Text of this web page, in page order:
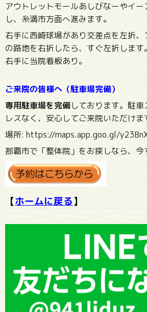
アウトレットモールあしびなーやイ
し、糸満市方面へ進みます。
右手に西崎球場があり交差点を左折
の路地を右折したら、すぐ左折します
右手に当院看板あり。
ご来院の皆様へ（駐車場完備）
専用駐車場を完備しております。駐
レスなく、安心してご来院いただけま
場所: https://maps.app.goo.gl/
那覇市で「整体院」をお探しなら、
【ホームに戻る】